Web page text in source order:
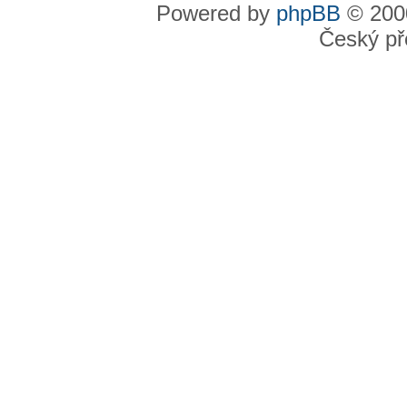
Powered by phpBB ©
Český